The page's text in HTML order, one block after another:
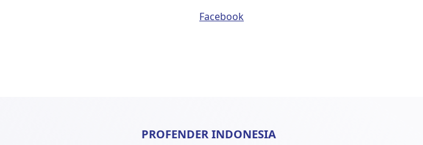
Facebook
PROFENDER INDONESIA